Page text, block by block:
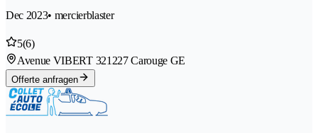
Dec 2023• mercierblaster
5(6)
Avenue VIBERT 321227 Carouge GE
Offerte anfragen